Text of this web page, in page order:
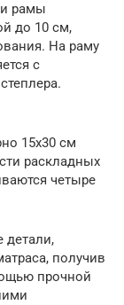
рамы
до 10 см,
На раму
с
15х30 см
раскладных
четыре
детали,
получив
прочной